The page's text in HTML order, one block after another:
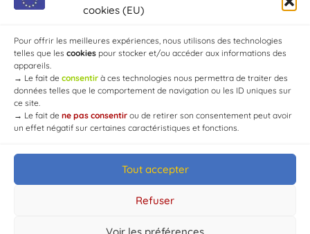
cookies (EU)
Pour offrir les meilleures expériences, nous utilisons des technologies
telles que les cookies pour stocker et/ou accéder aux informations des
appareils.
→ Le fait de consentir à ces technologies nous permettra de traiter des
données telles que le comportement de navigation ou les ID uniques sur
ce site.
→ Le fait de ne pas consentir ou de retirer son consentement peut avoir
un effet négatif sur certaines caractéristiques et fonctions.
Tout accepter
Refuser
Voir les préférences
© Mairie de Chaource [2004-2024] | Tous droits réservés.
Developed byWEB3-DESIGN